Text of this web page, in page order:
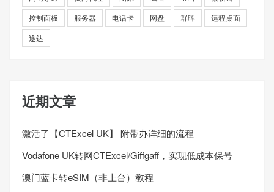
控制面板
服务器 电话卡 网盘 群晖
远程桌面
途达
近期文章
激活了【CTExcel UK】 附带办详细的流程
Vodafone UK转网CTExcel/Giffgaff，实现低成本保号
澳门蓝卡转eSIM（非上台）教程